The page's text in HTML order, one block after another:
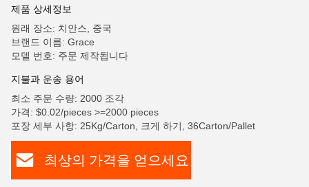
제품 상세정보
원래 장소: 치안스, 중국
브랜드 이름: Grace
모델 번호: 주문 제작됩니다
지불과 운송 용어
최소 주문 수량: 2000 조각
가격: $0.02/pieces >=2000 pieces
포장 세부 사항: 25Kg/Carton, 크게 하기, 36Carton/Pallet
최상의 가격을 얻으세요